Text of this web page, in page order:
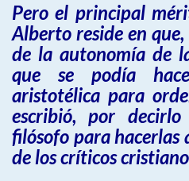
Pero el principal
Alberto reside en
de la autonomía de
que se podía
aristotélica para
escribió, por
filósofo para hacerlas
de los críticos